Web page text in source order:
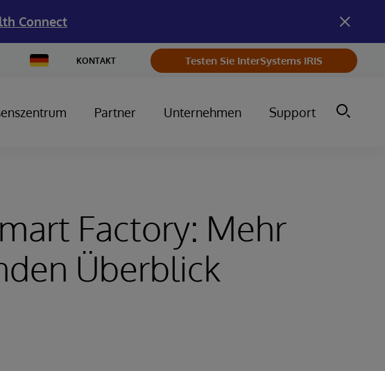
Connect
Change
Country
KONTAKT Testen Sie InterSystems IRIS
Partner Unternehmen Support
Factory: Mehr
Überblick